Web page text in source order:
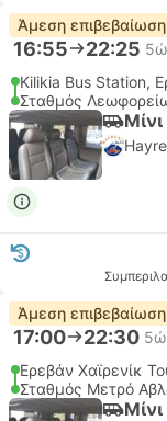
Άμεση επιβεβαίωση
16:55 22:25
Kilikia Bus Station,
Σταθμός
Άμεση επιβεβαίωση
17:00 22:30 5ώ
Ερεβάν Χαϊρενίκ
Σταθμός Μετρό